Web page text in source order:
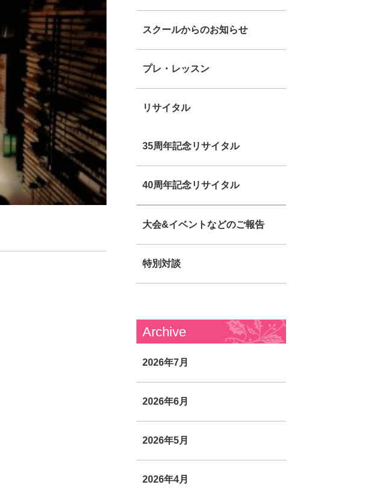
スクールからのお知らせ
プレ・レッスン
リサイタル
35周年記念リサイタル
40周年記念リサイタル
大会&イベントなどのご報告
特別対談
Archive
2026年7月
2026年6月
2026年5月
2026年4月